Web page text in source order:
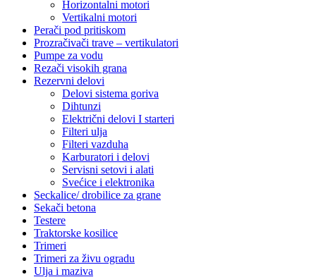
Horizontalni motori
Vertikalni motori
Perači pod pritiskom
Prozračivači trave – vertikulatori
Pumpe za vodu
Rezači visokih grana
Rezervni delovi
Delovi sistema goriva
Dihtunzi
Električni delovi I starteri
Filteri ulja
Filteri vazduha
Karburatori i delovi
Servisni setovi i alati
Svećice i elektronika
Seckalice/ drobilice za grane
Sekači betona
Testere
Traktorske kosilice
Trimeri
Trimeri za živu ogradu
Ulja i maziva